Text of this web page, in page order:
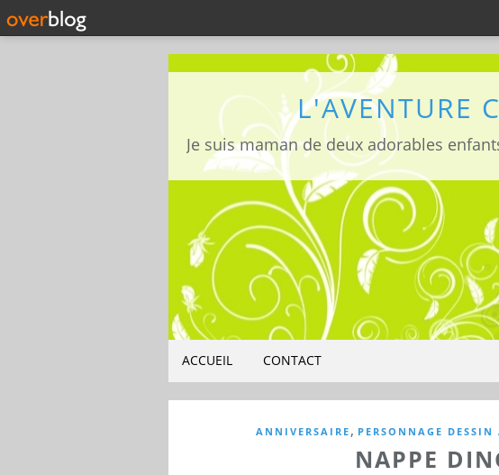
L'AVENTURE
ACCUEIL CONTACT
ANNIVERSAIRE , PERSONNAGE DESSIN
NAPPE